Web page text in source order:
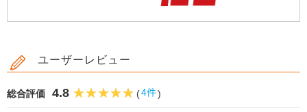
ユーザーレビュー
総合評価 4.8 (4件)